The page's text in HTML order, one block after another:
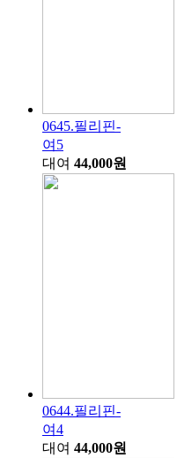
0645.필리핀-
여5
대여 44,000원
0644.필리핀-
여4
대여 44,000원